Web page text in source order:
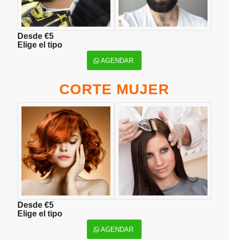
Desde €5
Elige el tipo
AGENDAR
CORTE MUJER
Desde €5
Elige el tipo
AGENDAR